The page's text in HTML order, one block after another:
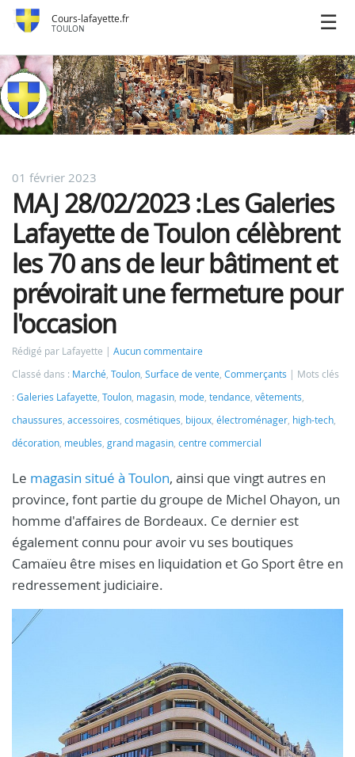
Cours-lafayette.fr
TOULON
01 février 2023
MAJ 28/02/2023 :Les Galeries
Lafayette de Toulon célèbrent
les 70 ans de leur bâtiment et
prévoirait une fermeture pour
l'occasion
Rédigé par Lafayette
Aucun commentaire
Classé dans : Marché, Toulon, Surface de vente, Commerçants
Mots clés
: Galeries Lafayette, Toulon, magasin, mode, tendance, vêtements,
chaussures, accessoires, cosmétiques, bijoux, électroménager, high-tech,
décoration, meubles, grand magasin, centre commercial
Le magasin situé à Toulon, ainsi que vingt autres en
province, font partie du groupe de Michel Ohayon, un
homme d'affaires de Bordeaux. Ce dernier est
également connu pour avoir vu ses boutiques
Camaïeu être mises en liquidation et Go Sport être en
redressement judiciaire.